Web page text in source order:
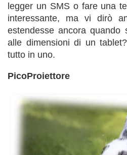
legger un SMS o fare una
interessante, ma vi dirò
estendesse ancora quando
alle dimensioni di un
tutto in uno.
PicoProiettore